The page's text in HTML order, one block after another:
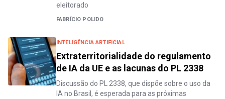
eleitorado
FABRÍCIO POLIDO
INTELIGÊNCIA ARTIFICIAL
Extraterritorialidade do regulamento
de IA da UE e as lacunas do PL 2338
Discussão do PL 2338, que dispõe sobre o uso da
IA no Brasil, é esperada para as próximas